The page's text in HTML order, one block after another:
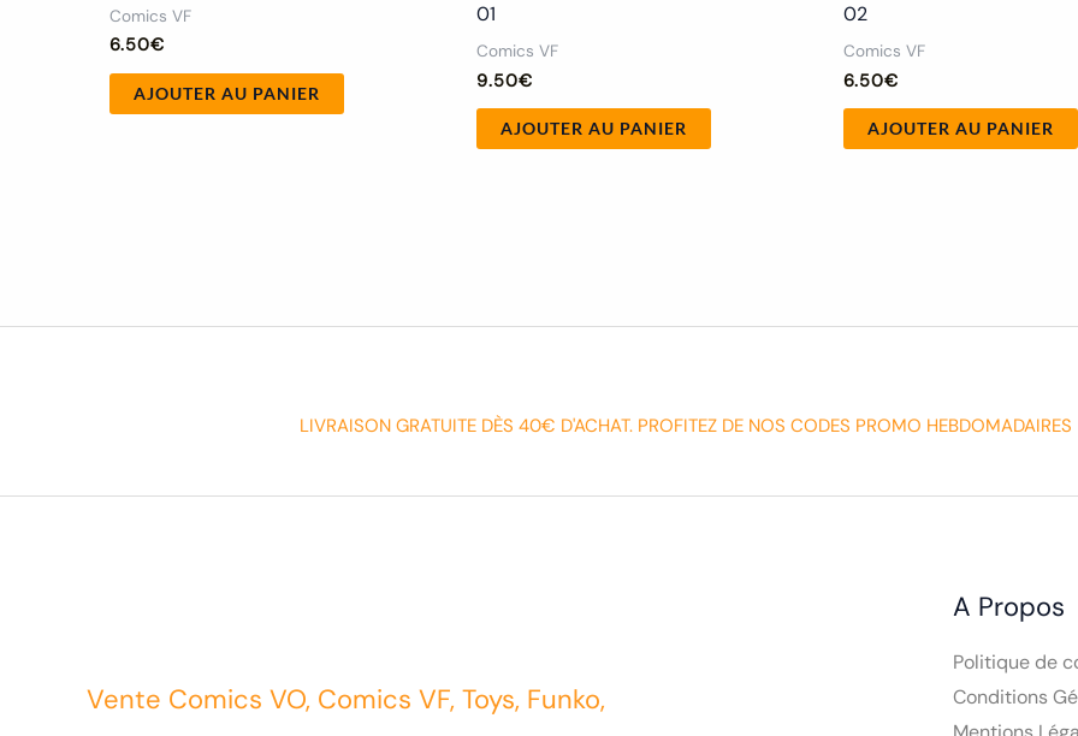
Comics VF
6.50€
AJOUTER AU PANIER
01
Comics VF
9.50€
AJOUTER AU PANIER
02
Comics VF
6.50€
AJOUTER AU PANIER
LIVRAISON GRATUITE DÈS 40€ D'ACHAT. PROFITEZ DE NOS CODES PROMO HEBDOMADAIRES
Vente Comics VO, Comics VF, Toys, Funko,
A Propos
Politique de
Conditions